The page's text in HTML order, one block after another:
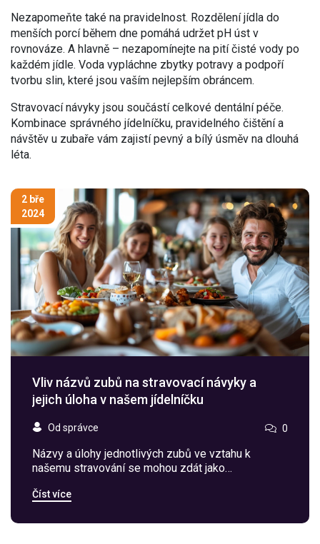
Nezapomeňte také na pravidelnost. Rozdělení jídla do
menších porcí během dne pomáhá udržet pH úst v
rovnováze. A hlavně – nezapomínejte na pití čisté vody po
každém jídle. Voda vypláchne zbytky potravy a podpoří
tvorbu slin, které jsou vaším nejlepším obráncem.
Stravovací návyky jsou součástí celkové dentální péče.
Kombinace správného jídelníčku, pravidelného čištění a
návštěv u zubaře vám zajistí pevný a bílý úsměv na dlouhá
léta.
2 bře
2024
Vliv názvů zubů na stravovací návyky a
jejich úloha v našem jídelníčku
Od správce 0
Názvy a úlohy jednotlivých zubů ve vztahu k
našemu stravování se mohou zdát jako
anatomické detaily hluboký vliv na naše stravovací
zabývá způsoby, jakými různé typy zubů, od
Číst více